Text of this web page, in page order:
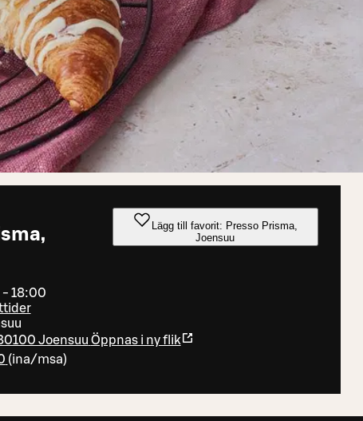
Lägg till favorit: Presso Prisma,
Joensuu
- 18:00
Joensuu Öppnas i ny flik
(ina/msa)